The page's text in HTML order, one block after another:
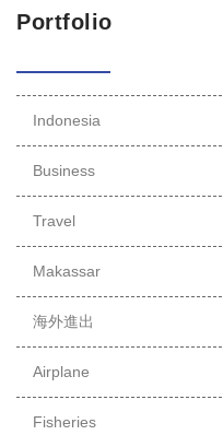
Portfolio
Indonesia
Business
Travel
Makassar
海外進出
Airplane
Fisheries